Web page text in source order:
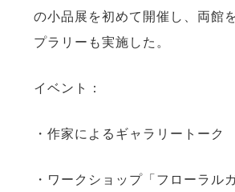
の小品展を初めて開催し、両館
プラリーも実施した。
イベント：
・作家によるギャラリートー
・ワークショップ「フローラル